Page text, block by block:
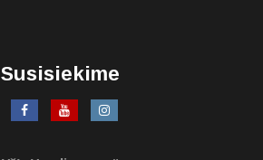
Susisiekime